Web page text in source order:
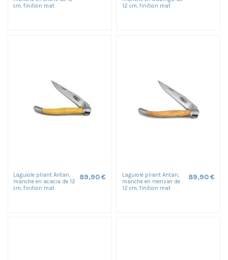
cm, finition mat
12 cm, finition mat
Laguiole pliant Antan,
manche en acacia de 12
cm, finition mat
89,90 €
Laguiole pliant Antan,
manche en merisier de
12 cm, finition mat
89,90 €